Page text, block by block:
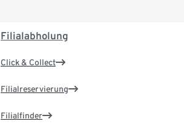
Filialabholung
Click & Collect
Filialreservierung
Filialfinder